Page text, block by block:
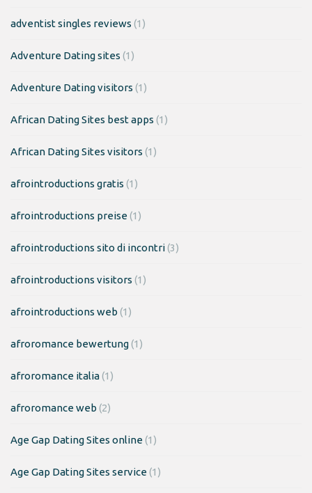
adventist singles reviews (1)
Adventure Dating sites (1)
Adventure Dating visitors (1)
African Dating Sites best apps (1)
African Dating Sites visitors (1)
afrointroductions gratis (1)
afrointroductions preise(1)
afrointroductions sito di incontri(3)
afrointroductions visitors (1)
afrointroductions web (1)
afroromance bewertung(1)
afroromance italia(1)
afroromance web (2)
Age Gap Dating Sites online(1)
Age Gap Dating Sites service(1)